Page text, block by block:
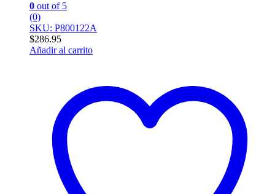
0 out of 5
(0)
SKU: P800122A
$286.95
Añadir al carrito